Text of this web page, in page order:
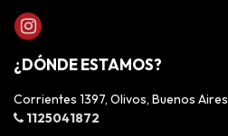
¿DÓNDE ESTAMOS?
Corrientes 1397, Olivos, Buenos Aires
1125041872